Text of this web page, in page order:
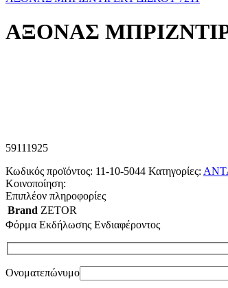
ΑΞΟΝΑΣ
59111925
Κωδικός προϊόντος: 11-10-5044 Κατηγορίες:
Κοινοποίηση:
Επιπλέον πληροφορίες
Brand ZETOR
Φόρμα Εκδήλωσης Ενδιαφέροντος
Ονοματεπώνυμο